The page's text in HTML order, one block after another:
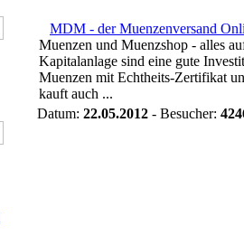
MDM - der Muenzenversand
Muenzen und Muenzshop - alles
Kapitalanlage sind eine gute
Muenzen mit Echtheits-Zertifikat
kauft auch ...
Datum: 22.05.2012 - Besucher: